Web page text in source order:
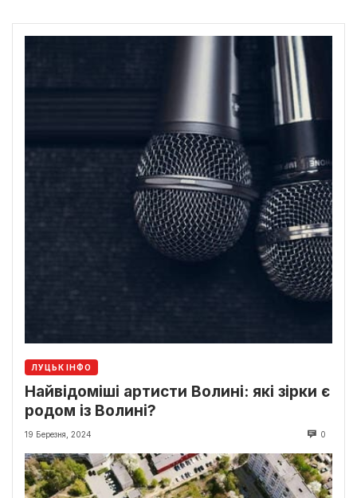
ЛУЦЬК ІНФО
Найвідоміші артисти Волині: які зірки є
родом із Волині?
19 Березня, 2024 0